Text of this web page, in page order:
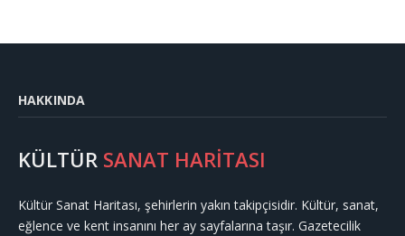
HAKKINDA
KÜLTÜR SANAT HARİTASI
Kültür Sanat Haritası, şehirlerin yakın takipçisidir. Kültür, sanat,
eğlence ve kent insanını her ay sayfalarına taşır. Gazetecilik